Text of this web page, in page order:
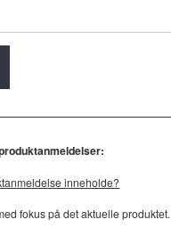
inneholde?
fokus på det aktuelle produktet.